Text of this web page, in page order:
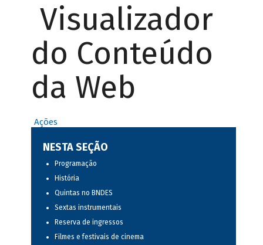
Visualizador
do Conteúdo
da Web
Ações
NESTA SEÇÃO
Programação
História
Quintas no BNDES
Sextas instrumentais
Reserva de ingressos
Filmes e festivais de cinema